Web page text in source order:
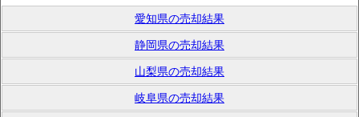
愛知県の売却結果
静岡県の売却結果
山梨県の売却結果
岐阜県の売却結果